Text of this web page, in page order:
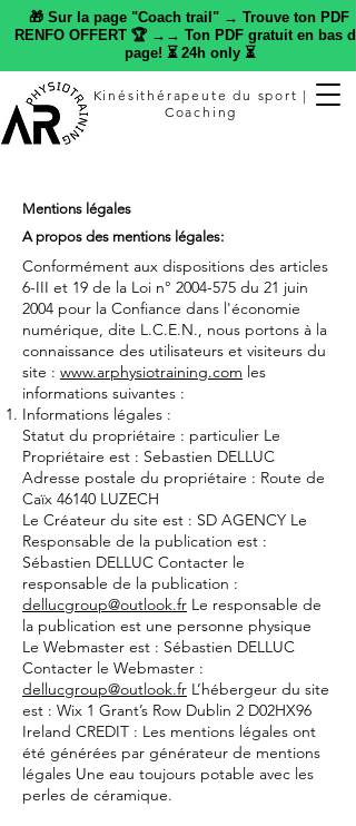
🎁 Sur la page "Coach trail" → Trouve ton PDF
RENFO OFFERT 🏆 →→ Ton PDF gratuit en bas de
page! ⏳ 24h only ⏳
Kinésithérapeute du sport |
Coaching
Mentions légales
A propos des mentions légales:
Conformément aux dispositions des articles
6-III et 19 de la Loi n° 2004-575 du 21 juin
2004 pour la Confiance dans l'économie
numérique, dite L.C.E.N., nous portons à la
connaissance des utilisateurs et visiteurs du
site : www.arphysiotraining.com les
informations suivantes :
Informations légales :
Statut du propriétaire : particulier Le
Propriétaire est : Sebastien DELLUC
Adresse postale du propriétaire : Route de
Caïx 46140 LUZECH
Le Créateur du site est : SD AGENCY Le
Responsable de la publication est :
Sébastien DELLUC Contacter le
responsable de la publication :
dellucgroup@outlook.fr Le responsable de
la publication est une personne physique
Le Webmaster est : Sébastien DELLUC
Contacter le Webmaster :
dellucgroup@outlook.fr L’hébergeur du site
est : Wix 1 Grant’s Row Dublin 2 D02HX96
Ireland CREDIT : Les mentions légales ont
été générées par générateur de mentions
légales Une eau toujours potable avec les
perles de céramique.